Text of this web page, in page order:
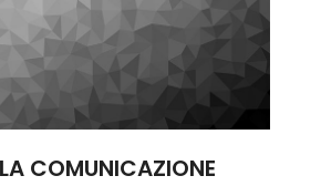
COMUNICAZIONE